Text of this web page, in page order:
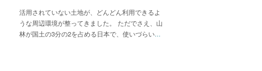
活用されていない土地が、どんどん利用できるよ
うな周辺環境が整ってきました。 ただでさえ、山
林が国土の3分の2を占める日本で、使いづらい...